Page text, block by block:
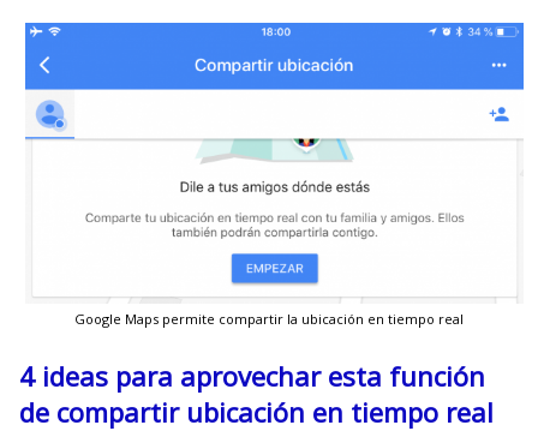
Google Maps permite compartir la ubicación en tiempo real
4 ideas para aprovechar esta función
de compartir ubicación en tiempo real